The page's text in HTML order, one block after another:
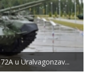
u Uralvagonzav...